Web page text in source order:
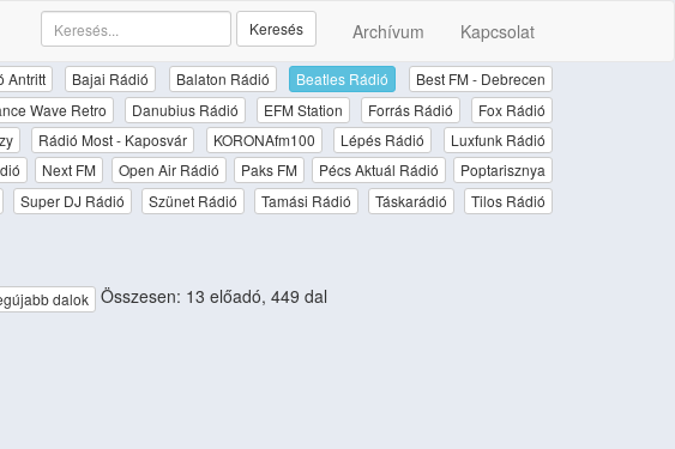
Archívum Kapcsolat
Keresés
Antritt Bajai Rádió Balaton Rádió Beatles Rádió
Best FM - Debrecen
Wave Retro Danubius Rádió EFM Station Forrás Rádió
Fox Rádió
Rádió Most - Kaposvár KORONAfm100 Lépés Rádió
Luxfunk Rádió
Next FM Open Air Rádió Paks FM Pécs Aktuál Rádió
Poptarisznya
Super DJ Rádió Szünet Rádió Tamási Rádió Táskarádió
Tilos Rádió
dalok Összesen: 13 előadó, 449 dal